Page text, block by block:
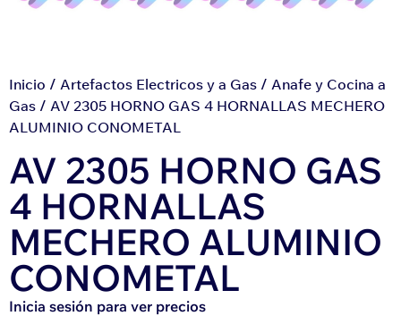
Inicio / Artefactos Electricos y a Gas / Anafe y Cocina a
Gas / AV 2305 HORNO GAS 4 HORNALLAS MECHERO
ALUMINIO CONOMETAL
AV 2305 HORNO GAS
4 HORNALLAS
MECHERO ALUMINIO
CONOMETAL
Inicia sesión para ver precios